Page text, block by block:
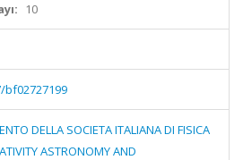
10
bf02727199
DELLA SOCIETA ITALIANA DI FISICA
ASTRONOMY AND